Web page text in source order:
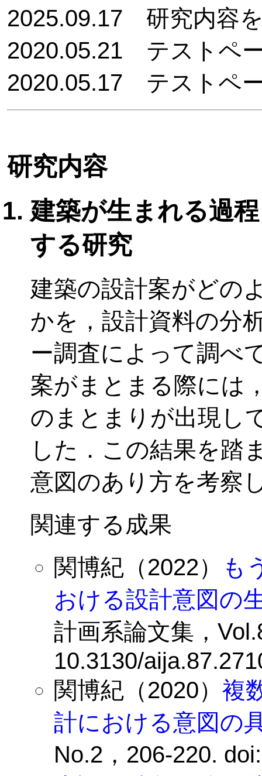
2025.09.17 研究内容
2020.05.21 テストペ
2020.05.17 テストペ
研究内容
建築が生まれる過
する研究
建築の設計案がどの
かを，設計資料の分
ー調査によって調べ
案がまとまる際には
のまとまりが出現し
した．この結果を踏
意図のあり方を考察
関連する成果
関博紀（2022）
も
おける設計意図の
計画系論文集，
10.3130/
関博紀（2020） 複
計における意図の
No.2，206-220.